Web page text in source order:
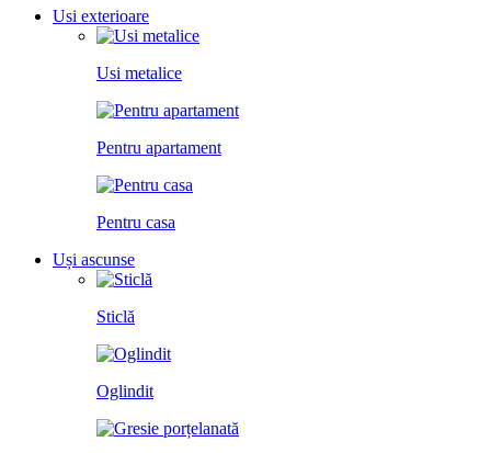
Usi exterioare
Usi metalice
Pentru apartament
Pentru casa
Uși ascunse
Sticlă
Oglindit